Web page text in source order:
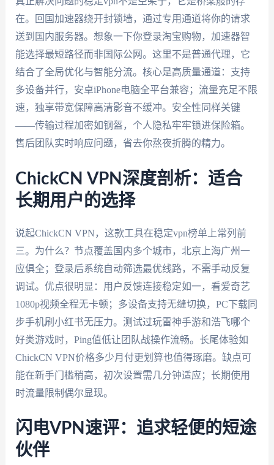
在。回国加速器绕开封锁墙，通过专用通道将你的请求
送到国内服务器。想象一下你登录淘宝购物，加速器智
能选择最短路径而非国际公网。这里不是普通代理，它
结合了全局优化与智能分流。核心是高质量通道：支持
多设备并行，安卓iPhone电脑全平台兼容；流量充足不限
速，独享带宽保障高清影音不缓冲。安全性同样关键
——传输过程加密如钢盔，个人隐私牢牢锁进保险箱。
售后团队实时响应问题，省去你熬夜折腾的精力。
ChickCN VPN深度剖析：适合
长期用户的选择
说起ChickCN VPN，这款工具在稳定vpn榜单上常列前
三。为什么？节点覆盖国内多个城市，北京上海广州一
应俱全；登录后系统自动筛选最优线路，不需手动反复
调试。优点很明显：用户反馈连接稳定如一，看爱奇艺
1080p视频全程无卡顿；多设备支持无缝切换，PC下载同
步手机刷小红书无压力。测试过玩雷神手游和浩飞哪个
好类游戏时，Ping值低让团队战操作流畅。长尾体验如
ChickCN VPN价格多少月付更划算也值得琢磨。缺点可
能在新手门槛稍高，初次设置需几分钟适应；长期使用
时流量限制偶尔显现。
闪电VPN速评：追求轻便的短途
伙伴